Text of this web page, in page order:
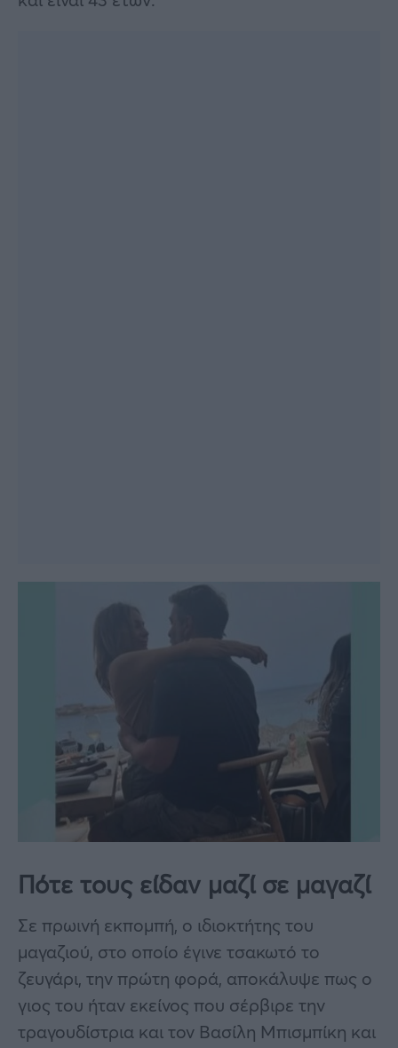
Πότε τους είδαν μαζί σε μαγαζί
Σε πρωινή εκπομπή, ο ιδιοκτήτης του
μαγαζιού, στο οποίο έγινε τσακωτό το
ζευγάρι, την πρώτη φορά, αποκάλυψε πως ο
γιος του ήταν εκείνος που σέρβιρε την
τραγουδίστρια και τον Βασίλη Μπισμπίκη και